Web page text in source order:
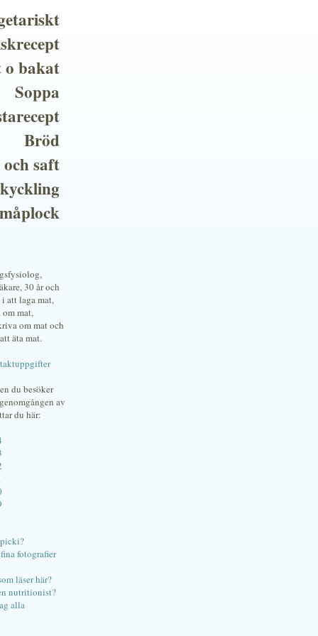
o bakat
Soppa
Bröd
saft
30 år och
att laga mat,
om mat,
om mat och
äta mat.
du besöker
av
du här:
fotografier
läser här?
nutritionist?
alla